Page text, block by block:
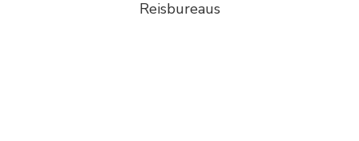
Reisbureaus